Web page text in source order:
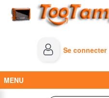
Se connecter
MENU